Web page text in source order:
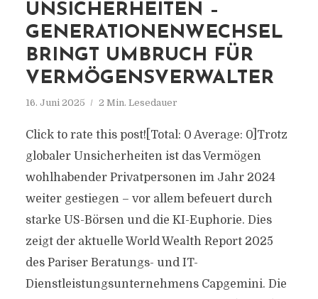
UNSICHERHEITEN –
GENERATIONENWECHSEL
BRINGT UMBRUCH FÜR
VERMÖGENSVERWALTER
16. Juni 2025 2 Min. Lesedauer
Click to rate this post![Total: 0 Average: 0]Trotz
globaler Unsicherheiten ist das Vermögen
wohlhabender Privatpersonen im Jahr 2024
weiter gestiegen – vor allem befeuert durch
starke US-Börsen und die KI-Euphorie. Dies
zeigt der aktuelle World Wealth Report 2025
des Pariser Beratungs- und IT-
Dienstleistungsunternehmens Capgemini. Die